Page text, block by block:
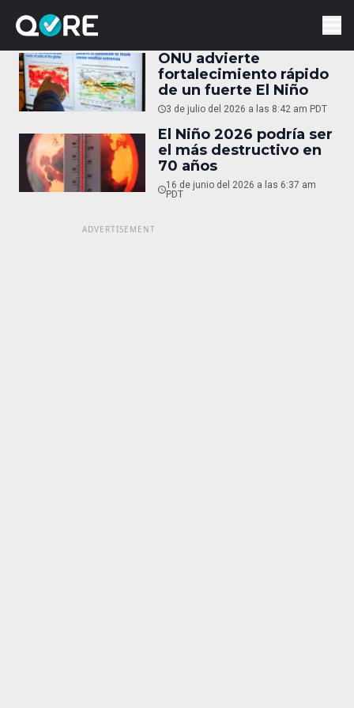
ONU advierte
fortalecimiento rápido
de un fuerte El Niño
3 de julio del 2026 a las 8:42 am PDT
El Niño 2026 podría ser
el más destructivo en
70 años
16 de junio del 2026 a las 6:37 am
PDT